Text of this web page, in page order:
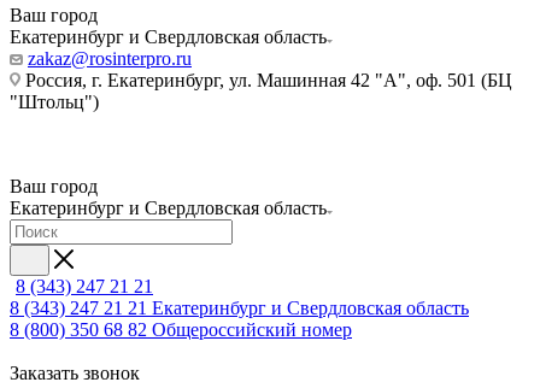
Ваш город
Екатеринбург и Свердловская область
zakaz@rosinterpro.ru
Россия, г. Екатеринбург, ул. Машинная 42 "А", оф. 501 (БЦ
"Штольц")
Ваш город
Екатеринбург и Свердловская область
8 (343) 247 21 21
8 (343) 247 21 21 Екатеринбург и Свердловская область
8 (800) 350 68 82 Общероссийский номер
Заказать звонок